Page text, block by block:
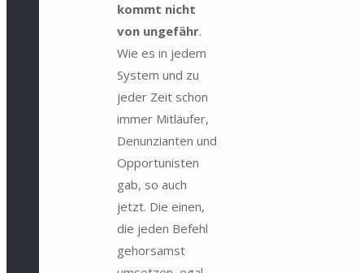
kommt nicht
von ungefähr.
Wie es in jedem
System und zu
jeder Zeit schon
immer Mitläufer,
Denunzianten und
Opportunisten
gab, so auch
jetzt. Die einen,
die jeden Befehl
gehorsamst